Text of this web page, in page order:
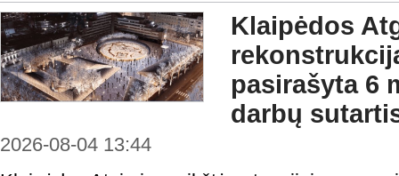
Klaipėdos
pasirašyta 6
darbų
2026-08-04 13:44